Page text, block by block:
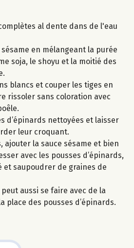
al dente dans de l'eau
en mélangeant la purée
soja, le shoyu et la moitié des
blancs et couper les tiges en
rissoler sans coloration avec
d’épinards nettoyées et laisser
leur croquant.
ajouter la sauce sésame et bien
avec les pousses d’épinards,
et saupoudrer de graines de
aussi se faire avec de la
place des pousses d’épinards.